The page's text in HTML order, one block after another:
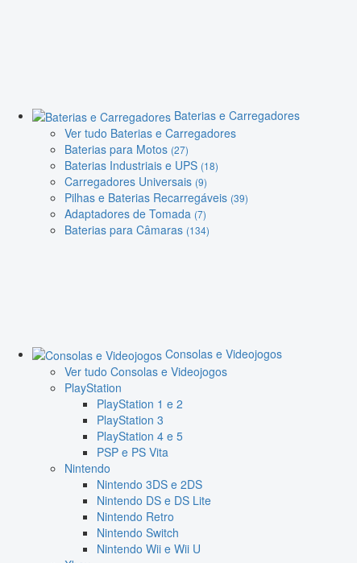
Baterias e Carregadores
Ver tudo Baterias e Carregadores
Baterias para Motos (27)
Baterias Industriais e UPS (18)
Carregadores Universais (9)
Pilhas e Baterias Recarregáveis (39)
Adaptadores de Tomada (7)
Baterias para Câmaras (134)
Consolas e Videojogos
Ver tudo Consolas e Videojogos
PlayStation
PlayStation 1 e 2
PlayStation 3
PlayStation 4 e 5
PSP e PS Vita
Nintendo
Nintendo 3DS e 2DS
Nintendo DS e DS Lite
Nintendo Retro
Nintendo Switch
Nintendo Wii e Wii U